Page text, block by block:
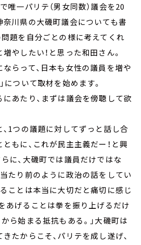
唯一パリテ（男女同数）議会を20
川県の大磯町議会についても書
題を自分ごとの様に考えてくれ
やしたい！と思った和田さん。
らって、日本も女性の議員を増や
について取材を始めます。
あたり、まずは議会を傍聴して欲
1つの議題に対してずっと話し合
もに、これが民主主義だー！と興
に、大磯町では議員だけではな
たり前のように政治の話をしてい
ことは本当に大切だと痛切に感じ
あげることは拳を振り上げるだけ
ら始まる抵抗もある。」大磯町は
たからこそ、パリテを成し遂げ、